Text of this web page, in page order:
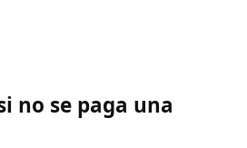
no se paga una